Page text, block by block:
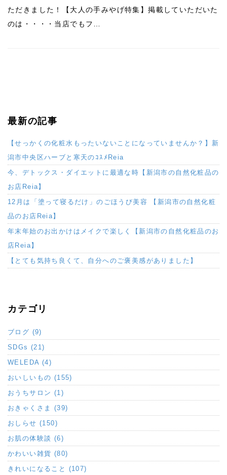
ただきました！【大人の手みやげ特集】掲載していただいた
のは・・・・当店でもフ…
最新の記事
【せっかくの化粧水もったいないことになっていませんか？】新
潟市中央区ハーブと寒天のｺｽﾒReia
今、デトックス・ダイエットに最適な時【新潟市の自然化粧品の
お店Reia】
12月は「塗って寝るだけ」のごほうび美容 【新潟市の自然化粧
品のお店Reia】
年末年始のお出かけはメイクで楽しく【新潟市の自然化粧品のお
店Reia】
【とても気持ち良くて、自分へのご褒美感がありました】
カテゴリ
ブログ (9)
SDGs (21)
WELEDA (4)
おいしいもの (155)
おうちサロン (1)
おきゃくさま (39)
おしらせ (150)
お肌の体験談 (6)
かわいい雑貨 (80)
きれいになること (107)